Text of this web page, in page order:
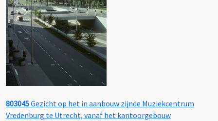
803045Gezicht op het in aanbouw zijnde Muziekcentrum
Vredenburg te Utrecht, vanaf het kantoorgebouw